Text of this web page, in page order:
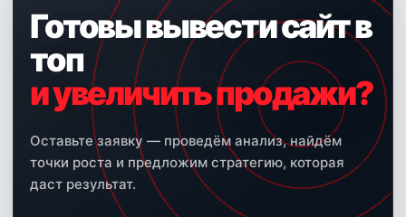
Готовы вывести сайт в
топ
и увеличить продажи?
Оставьте заявку — проведём анализ, найдём
точки роста и предложим стратегию, которая
даст результат.